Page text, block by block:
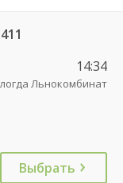
14:34
Льнокомбинат
Выбрать